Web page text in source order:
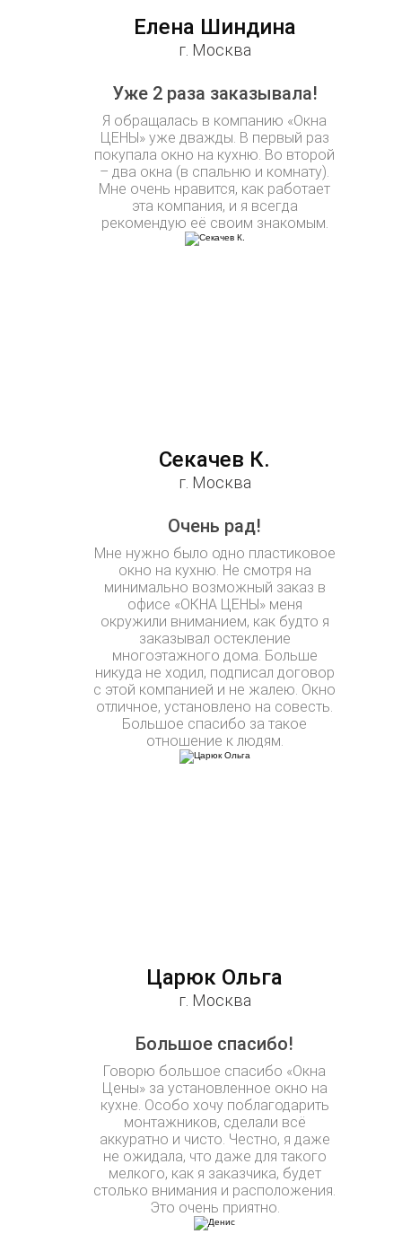
Елена Шиндина
г. Москва
Уже 2 раза заказывала!
Я обращалась в компанию «Окна
ЦЕНЫ» уже дважды. В первый раз
покупала окно на кухню. Во второй
– два окна (в спальню и комнату).
Мне очень нравится, как работает
эта компания, и я всегда
рекомендую её своим знакомым.
Секачев К.
г. Москва
Очень рад!
Мне нужно было одно пластиковое
окно на кухню. Не смотря на
минимально возможный заказ в
офисе «ОКНА ЦЕНЫ» меня
окружили вниманием, как будто я
заказывал остекление
многоэтажного дома. Больше
никуда не ходил, подписал договор
с этой компанией и не жалею. Окно
отличное, установлено на совесть.
Большое спасибо за такое
отношение к людям.
Царюк Ольга
г. Москва
Большое спасибо!
Говорю большое спасибо «Окна
Цены» за установленное окно на
кухне. Особо хочу поблагодарить
монтажников, сделали всё
аккуратно и чисто. Честно, я даже
не ожидала, что даже для такого
мелкого, как я заказчика, будет
столько внимания и расположения.
Это очень приятно.